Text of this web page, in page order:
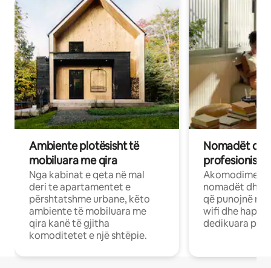
Ambiente plotësisht të
mobiluara me qira
Nga kabinat e qeta në mal
deri te apartamentet e
përshtatshme urbane, këto
ambiente të mobiluara me
qira kanë të gjitha
komoditetet e një shtëpie.
Nomadët
Akomodime
nomadët dhe
që punojnë në
wifi dhe
dedikuara